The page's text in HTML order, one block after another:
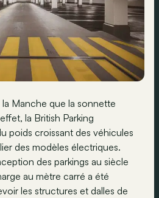
la Manche que la sonnette
la British Parking
poids croissant des véhicules
des modèles électriques.
des parkings au siècle
au mètre carré a été
les structures et dalles de